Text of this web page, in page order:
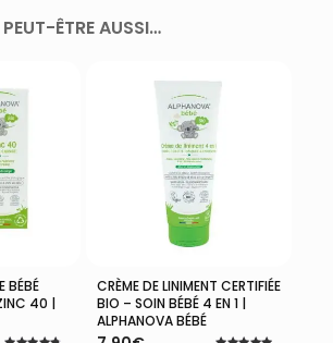
ÊTRE AUSSI…
BÉBÉ
40 |
Ajouter Au Panier
CRÈME DE LINIMENT CERTIFIÉE
BIO – SOIN BÉBÉ 4 EN 1 |
ALPHANOVA BÉBÉ